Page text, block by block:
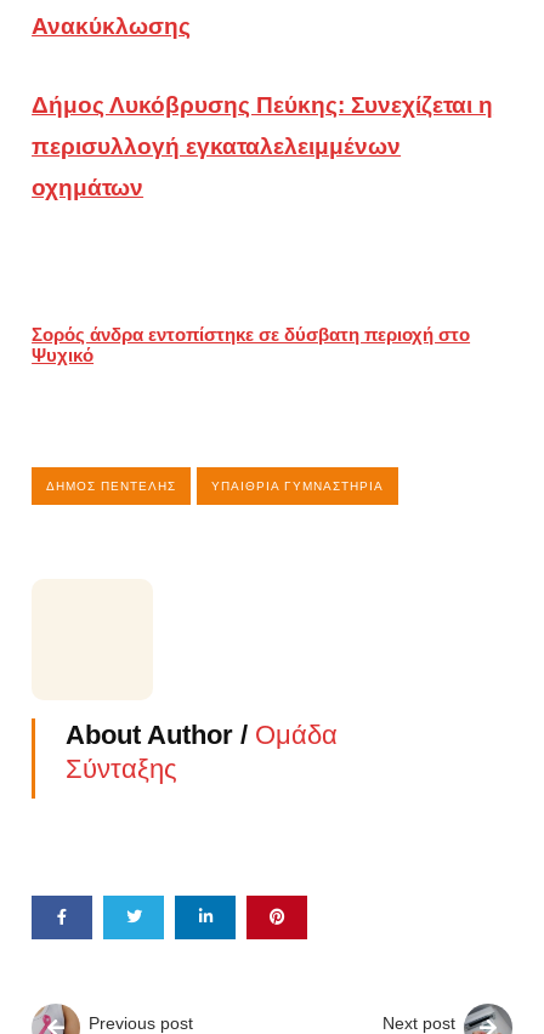
Ανακύκλωσης
Δήμος Λυκόβρυσης Πεύκης: Συνεχίζεται η
περισυλλογή εγκαταλελειμμένων
οχημάτων
Σορός άνδρα εντοπίστηκε σε δύσβατη περιοχή στο
Ψυχικό
ΔΉΜΟΣ ΠΕΝΤΈΛΗΣ ΥΠΑΊΘΡΙΑ ΓΥΜΝΑΣΤΉΡΙΑ
About Author / Ομάδα
Σύνταξης
Previous post Next post